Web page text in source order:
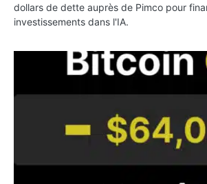
dollars de dette auprès de Pimco pour
investissements dans l'IA.
Bitcoin stagne à 64 000 dollars